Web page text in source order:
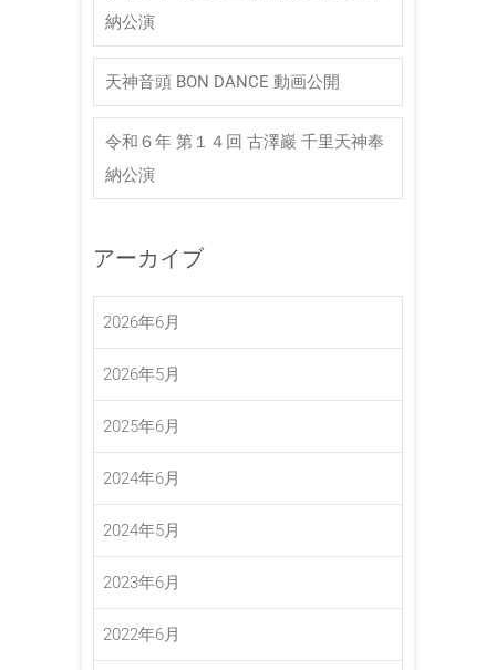
納公演
天神音頭 BON DANCE 動画公開
令和６年 第１４回 古澤巖 千里天神奉
納公演
アーカイブ
2026年6月
2026年5月
2025年6月
2024年6月
2024年5月
2023年6月
2022年6月